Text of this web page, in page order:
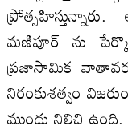
మణిపూర్ ను
ప్రజాసామిక
నిరంకుశత్వం
ముందు నిలిచి ఉంది.